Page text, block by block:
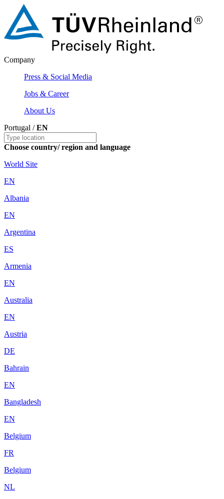
Company
Press & Social Media
Jobs & Career
About Us
Portugal /EN
Choose country/ region and language
World Site
EN
Albania
EN
Argentina
ES
Armenia
EN
Australia
EN
Austria
DE
Bahrain
EN
Bangladesh
EN
Belgium
FR
Belgium
NL